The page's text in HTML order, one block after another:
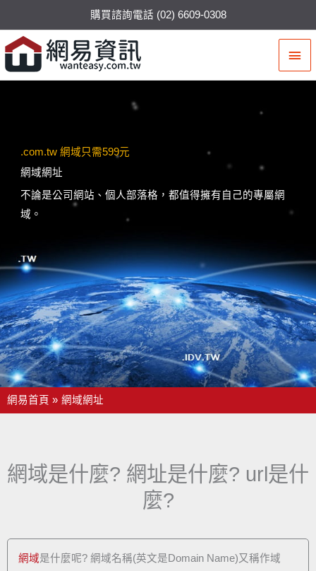
購買諮詢電話 (02) 6609-0308
主
要
.com.tw 網域只需599元
網域網址
不論是公司網站、個人部落格，都值得擁有自己的專屬網
域。
網易首頁 網域網址
網域是什麼? 網址是什麼? url是什
麼?
網域是什麼呢? 網域名稱(英文是Domain Name)又稱作域